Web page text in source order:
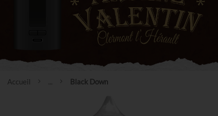
Accueil ... Black Down